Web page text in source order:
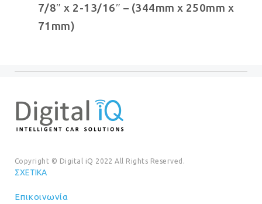
7/8″ x 2-13/16″ – (344mm x 250mm x
71mm)
Copyright © Digital iQ 2022 All Rights Reserved.
ΣΧΕΤΙΚΆ
Επικοινωνία